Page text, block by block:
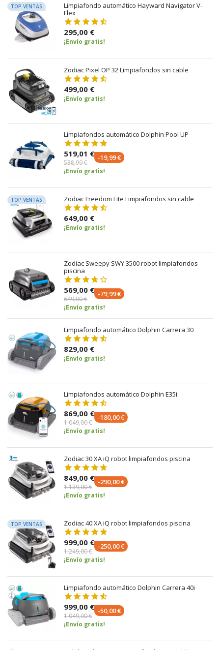
TOP VENTAS
Limpiafondo automático Hayward Navigator V-
Flex
295,00 €
¡Envío gratis!
Zodiac Pixel OP 32 Limpiafondos sin cable
499,00 €
¡Envío gratis!
Limpiafondos automático Dolphin Pool UP
519,01 €
538,99 €
-19,99 €
¡Envío gratis!
TOP VENTAS Zodiac Freedom Lite Limpiafondos sin cable
649,00 €
¡Envío gratis!
Zodiac Sweepy SWY 3500 robot limpiafondos
piscina
569,00 €
649,00 €
-79,99 €
¡Envío gratis!
Limpiafondo automático Dolphin Carrera 30
829,00 €
¡Envío gratis!
Limpiafondos automático Dolphin E35i
869,00 €
1.049,00 €
-180,00 €
¡Envío gratis!
Zodiac 30 XA iQ robot limpiafondos piscina
849,00 €
1.139,00 €
-290,00 €
¡Envío gratis!
TOP VENTAS Zodiac 40 XA iQ robot limpiafondos piscina
999,00 €
1.249,00 €
-250,00 €
¡Envío gratis!
Limpiafondo automático Dolphin Carrera 40i
999,00 €
1.049,00 €
-50,00 €
¡Envío gratis!